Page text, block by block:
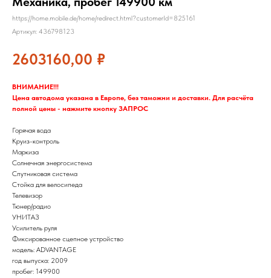
https://home.mobile.de/home/redirect.html?customerId=825161
Артикул: 436798123
2603160,00 ₽
ВНИМАНИЕ!!!
Цена автодома указана в Европе, без таможни и доставки. Для расчёта
полной цены - нажмите кнопку ЗАПРОС
Горячая вода
Круиз-контроль
Маркиза
Солнечная энергосистема
Спутниковая система
Стойка для велосипеда
Телевизор
Тюнер/радио
УНИТАЗ
Усилитель руля
Фиксированное сцепное устройство
модель: ADVANTAGE
год выпуска: 2009
пробег: 149900